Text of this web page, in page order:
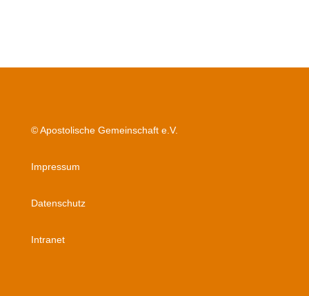
© Apostolische Gemeinschaft e.V.
Impressum
Datenschutz
Intranet